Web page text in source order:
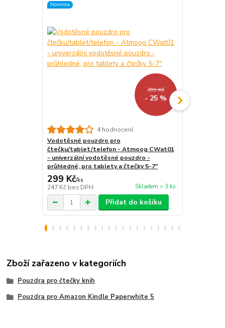
Novinka
399 Kč
- 25 %
4 hodnocení
Vodotěsné pouzdro pro
čtečku/tablet/telefon - Atmoog CWat01
- univerzální vodotěsné pouzdro -
průhledné, pro tablety a čtečky 5-7"
299 Kč/ks
247 Kč bez DPH Skladem > 3 ks
Přidat do košíku
Zboží zařazeno v kategoriích
Pouzdra pro čtečky knih
Pouzdra pro Amazon Kindle Paperwhite 5